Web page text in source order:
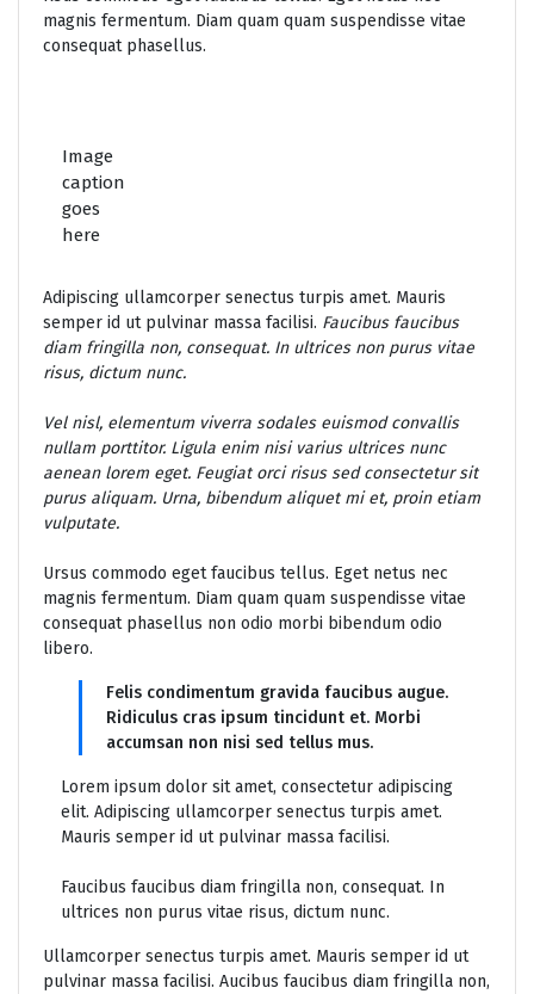
magnis fermentum. Diam quam quam suspendisse vitae
consequat phasellus.
Image
caption
goes
here
Adipiscing ullamcorper senectus turpis amet. Mauris
semper id ut pulvinar massa facilisi. Faucibus faucibus
diam fringilla non, consequat. In ultrices non purus vitae
risus, dictum nunc.
Vel nisl, elementum viverra sodales euismod convallis
nullam porttitor. Ligula enim nisi varius ultrices nunc
aenean lorem eget. Feugiat orci risus sed consectetur sit
purus aliquam. Urna, bibendum aliquet mi et, proin etiam
vulputate.
Ursus commodo eget faucibus tellus. Eget netus nec
magnis fermentum. Diam quam quam suspendisse vitae
consequat phasellus non odio morbi bibendum odio
libero.
Felis condimentum gravida faucibus augue.
Ridiculus cras ipsum tincidunt et. Morbi
accumsan non nisi sed tellus mus.
Lorem ipsum dolor sit amet, consectetur adipiscing
elit. Adipiscing ullamcorper senectus turpis amet.
Mauris semper id ut pulvinar massa facilisi.
Faucibus faucibus diam fringilla non, consequat. In
ultrices non purus vitae risus, dictum nunc.
Ullamcorper senectus turpis amet. Mauris semper id ut
pulvinar massa facilisi. Aucibus faucibus diam fringilla non,